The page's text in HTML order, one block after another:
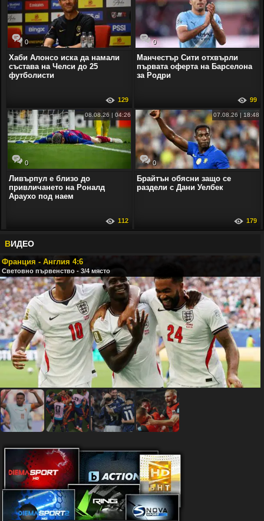
0
Хаби Алонсо иска да намали
състава на Челси до 25
футболисти
129
0
Манчестър Сити отхвърли
първата оферта на Барселона
за Родри
99
0
08.08.26 | 04:26
Ливърпул е близо до
привличането на Роналд
Араухо под наем
112
0
07.08.26 | 18:48
Брайтън обясни защо се
раздели с Дани Уелбек
179
ВИДЕО
Франция - Англия 4:6
Световно първенство - 3/4 място